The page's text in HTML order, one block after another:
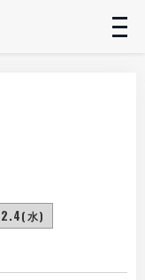
(水)